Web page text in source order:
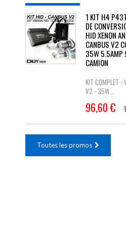
1 KIT H4
DE
HID XENON
CANBUS V2
35W 5.5AMP
CAMION
KIT COMPLET -
V2 - 35W...
96,60 €
Toutes les promos